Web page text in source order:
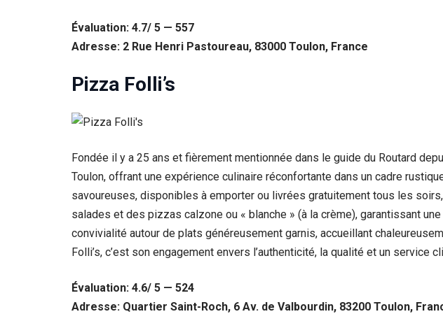
Évaluation: 4.7/ 5 — 557
Adresse: 2 Rue Henri Pastoureau, 83000 Toulon, France
Pizza Folli’s
Fondée il y a 25 ans et fièrement mentionnée dans le guide du Routard
Toulon, offrant une expérience culinaire réconfortante dans un cadre
savoureuses, disponibles à emporter ou livrées gratuitement tous les
salades et des pizzas calzone ou « blanche » (à la crème), garantissant
convivialité autour de plats généreusement garnis, accueillant
Folli’s, c’est son engagement envers l’authenticité, la qualité et un
Évaluation: 4.6/ 5 — 524
Adresse: Quartier Saint-Roch, 6 Av. de Valbourdin, 83200 Toulon,